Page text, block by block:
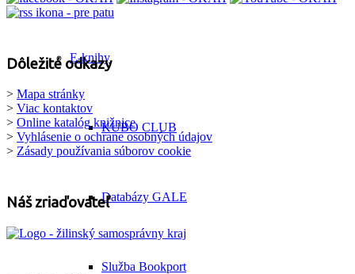
E-knihy
KUBO CLUB
Databázy GALE
Služba Bookport
Dôležité odkazy
> Mapa stránky
> Viac kontaktov
> Online katalóg knižnice
> Vyhlásenie o ochrane osobných údajov
> Zásady používania súborov cookie
Náš zriaďovateľ